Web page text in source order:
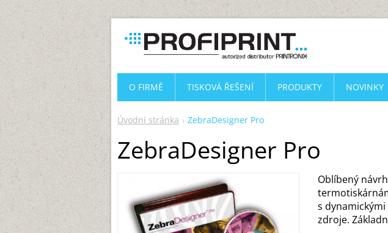
Úvodní stránka ZebraDesigner Pro
ZebraDesigner Pro
Oblíbený
s
zdroje.
O FIRMĚ TISKOVÁ ŘEŠENÍ PRODUKTY NOVINKY